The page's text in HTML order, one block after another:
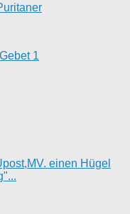
1
einen Hügel